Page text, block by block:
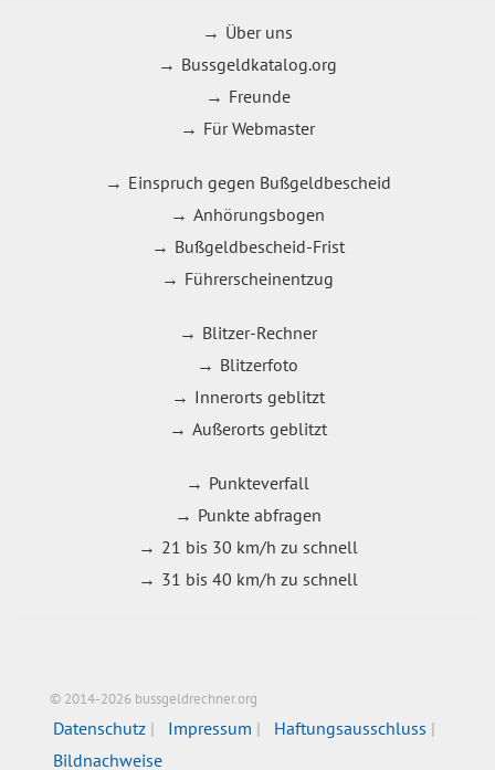
Über uns
Bussgeldkatalog.org
Freunde
Für Webmaster
Einspruch gegen Bußgeldbescheid
Anhörungsbogen
Bußgeldbescheid-Frist
Führerscheinentzug
Blitzer-Rechner
Blitzerfoto
Innerorts geblitzt
Außerorts geblitzt
Punkteverfall
Punkte abfragen
21 bis 30 km/h zu schnell
31 bis 40 km/h zu schnell
© 2014-2026 bussgeldrechner.org
Datenschutz Impressum
Haftungsausschluss
Bildnachweise